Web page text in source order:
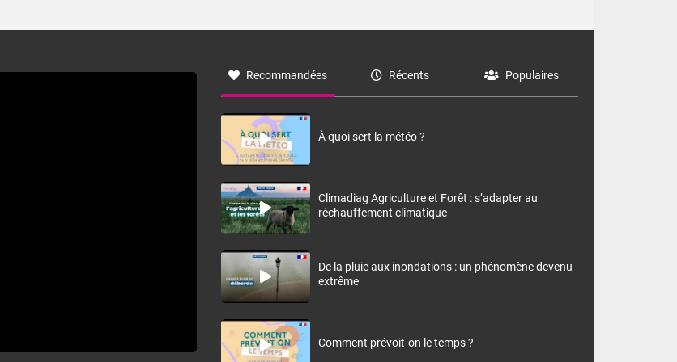
à nord-ouest, dans un secteur qui part du Roussillon à la
monts, en allusion aux régions montagneuses d’où
Recommandées Récents Populaires
À quoi sert la météo ?
Climadiag Agriculture et Forêt : s’adapter au
réchauffement climatique
De la pluie aux inondations : un phénomène devenu
extrême
Comment prévoit-on le temps ?